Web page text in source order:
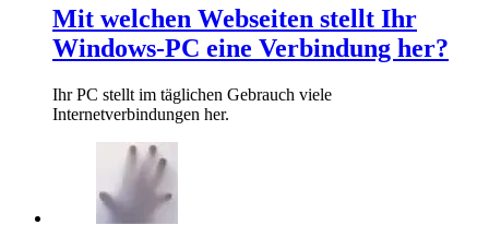
Mit welchen Webseiten stellt Ihr
Windows-PC eine Verbindung her?
Ihr PC stellt im täglichen Gebrauch viele
Internetverbindungen her.